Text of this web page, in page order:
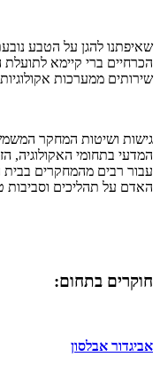
שאיפתנו להגן על הטבע
הכרחיים ברי קיימא
שירותים ממערכות
גישות ושיטות המחקר
המדעי בתחומי האקולוגיה,
עבור רבים מהמחקרים בבית
האדם על תהליכים וסביבות
חוקרים בתחום:
אביגדור אבלסון